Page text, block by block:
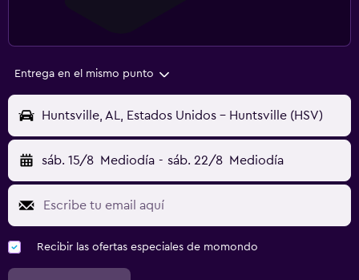
Entrega en el mismo punto
Huntsville, AL, Estados Unidos - Huntsville (HSV)
sáb. 15/8 Mediodía - sáb. 22/8 Mediodía
Recibir las ofertas especiales de momondo